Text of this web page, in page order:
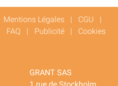
Mentions Légales | CGU |
FAQ | Publicité | Cookies
GRANT SAS
1 rue de Stockholm